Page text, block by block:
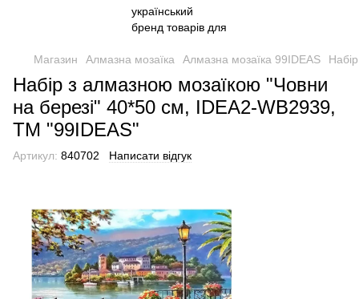
Магазин Алмазна мозаїка Алмазна мозаїка 99IDEAS
Набір з алмазною мозаїкою "Човни
на березі" 40*50 см, IDEA2-WB2939,
ТМ "99IDEAS"
Артикул: 840702 Написати відгук